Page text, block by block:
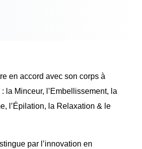
en accord avec son corps à
: la Minceur, l’Embellissement, la
l’Épilation, la Relaxation & le
par l’innovation en